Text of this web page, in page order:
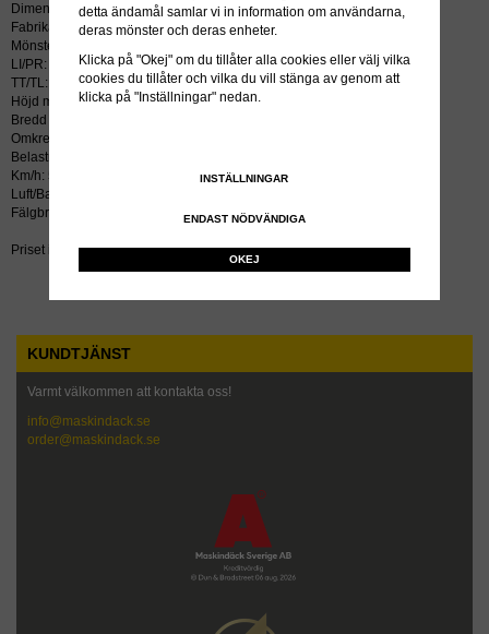
Dimension: 10.00-20
Fabrikat: BKT
Mönster: EM936
LI/PR: 16PR / 146BPR
TT/TL: TT (slang krävs)
Höjd mm: 1050
Bredd mm: 275
Omkrets: 3180
Belastning kg: 3000
Km/h: 50
Luft/Bar: 7.5
Fälgbredd tum: 7.5
Priset inkluderar återvinningsavgift!
KUNDTJÄNST
Varmt välkommen att kontakta oss!
info@maskindack.se
order@maskindack.se
detta ändamål samlar vi in information om användarna,
deras mönster och deras enheter.
Klicka på "Okej" om du tillåter alla cookies eller välj vilka
cookies du tillåter och vilka du vill stänga av genom att
klicka på "Inställningar" nedan.
INSTÄLLNINGAR
ENDAST NÖDVÄNDIGA
OKEJ